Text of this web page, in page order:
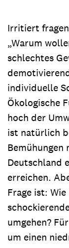
Irritiert
„Warum
schlechtes
individuelle
Ökologische
hoch der
ist natürlich
Bemühungen
Deutschland
erreichen.
Frage ist:
umgehen?
um einen